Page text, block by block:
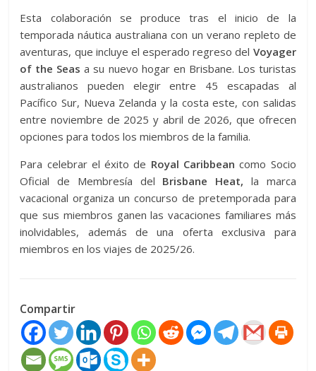
Esta colaboración se produce tras el inicio de la
temporada náutica australiana con un verano repleto de
aventuras, que incluye el esperado regreso del Voyager
of the Seas a su nuevo hogar en Brisbane. Los turistas
australianos pueden elegir entre 45 escapadas al
Pacífico Sur, Nueva Zelanda y la costa este, con salidas
entre noviembre de 2025 y abril de 2026, que ofrecen
opciones para todos los miembros de la familia.
Para celebrar el éxito de Royal Caribbean como Socio
Oficial de Membresía del Brisbane Heat, la marca
vacacional organiza un concurso de pretemporada para
que sus miembros ganen las vacaciones familiares más
inolvidables, además de una oferta exclusiva para
miembros en los viajes de 2025/26.
Compartir